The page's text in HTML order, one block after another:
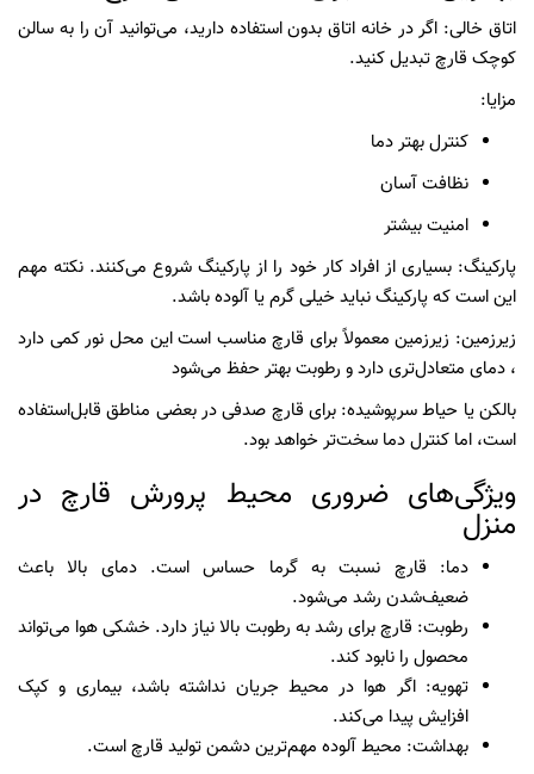
اتاق خالی: اگر در خانه اتاق بدون استفاده دارید، می‌توانید آن را به سالن
کوچک قارچ تبدیل کنید.
مزایا:
کنترل بهتر دما
نظافت آسان
امنیت بیشتر
پارکینگ: بسیاری از افراد کار خود را از پارکینگ شروع می‌کنند. نکته مهم
این است که پارکینگ نباید خیلی گرم یا آلوده باشد.
زیرزمین: زیرزمین‌ معمولاً برای قارچ مناسب است این محل نور کمی دارد
، دمای متعادل‌تری دارد و رطوبت بهتر حفظ می‌شود
بالکن یا حیاط سرپوشیده: برای قارچ صدفی در بعضی مناطق قابل‌استفاده
است، اما کنترل دما سخت‌تر خواهد بود.
ویژگی‌های ضروری محیط پرورش قارچ در
منزل
دما: قارچ نسبت به گرما حساس است. دمای بالا باعث
ضعیف‌شدن رشد می‌شود.
رطوبت: قارچ برای رشد به رطوبت بالا نیاز دارد. خشکی هوا می‌تواند
محصول را نابود کند.
تهویه: اگر هوا در محیط جریان نداشته باشد، بیماری و کپک
افزایش پیدا می‌کند.
بهداشت: محیط آلوده مهم‌ترین دشمن تولید قارچ است.